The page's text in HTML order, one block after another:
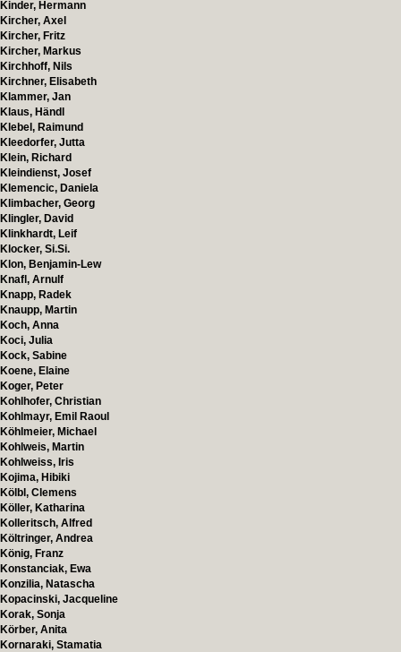
Kinder, Hermann
Kircher, Axel
Kircher, Fritz
Kircher, Markus
Kirchhoff, Nils
Kirchner, Elisabeth
Klammer, Jan
Klaus, Händl
Klebel, Raimund
Kleedorfer, Jutta
Klein, Richard
Kleindienst, Josef
Klemencic, Daniela
Klimbacher, Georg
Klingler, David
Klinkhardt, Leif
Klocker, Si.Si.
Klon, Benjamin-Lew
Knafl, Arnulf
Knapp, Radek
Knaupp, Martin
Koch, Anna
Koci, Julia
Kock, Sabine
Koene, Elaine
Koger, Peter
Kohlhofer, Christian
Kohlmayr, Emil Raoul
Köhlmeier, Michael
Kohlweis, Martin
Kohlweiss, Iris
Kojima, Hibiki
Kölbl, Clemens
Köller, Katharina
Kolleritsch, Alfred
Költringer, Andrea
König, Franz
Konstanciak, Ewa
Konzilia, Natascha
Kopacinski, Jacqueline
Korak, Sonja
Körber, Anita
Kornaraki, Stamatia